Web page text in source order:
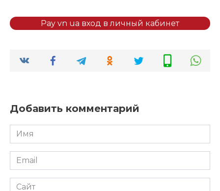
Pay vn ua вход в личный кабинет
Добавить комментарий
Имя
*
Email
*
Сайт